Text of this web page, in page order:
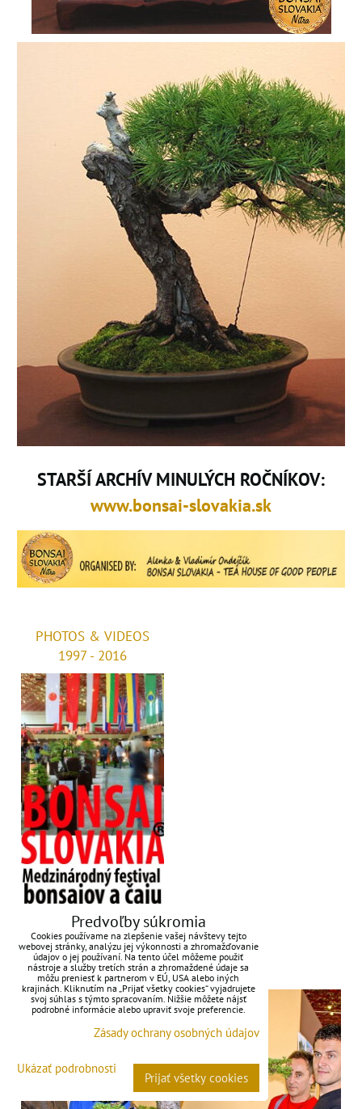
STARŠÍ ARCHÍV MINULÝCH ROČNÍKOV:
www.bonsai-slovakia.sk
PHOTOS & VIDEOS
1997 - 2016
300-ROČNÝ BONSAI
Predvoľby súkromia
Cookies používame na zlepšenie vašej návštevy tejto
webovej stránky, analýzu jej výkonnosti a zhromažďovanie
údajov o jej používaní. Na tento účel môžeme použiť
nástroje a služby tretích strán a zhromaždené údaje sa
môžu preniesť k partnerom v EÚ, USA alebo iných
krajinách. Kliknutím na „Prijať všetky cookies“ vyjadrujete
svoj súhlas s týmto spracovaním. Nižšie môžete nájsť
podrobné informácie alebo upraviť svoje preferencie.
Zásady ochrany osobných údajov
Ukázať podrobnosti
Prijať všetky cookies